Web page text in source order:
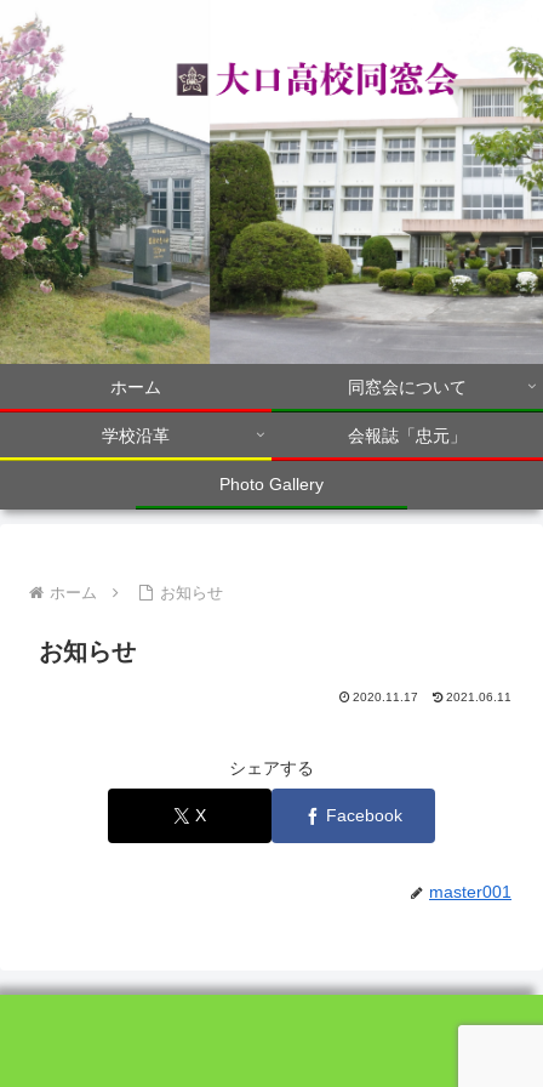
ホーム 同窓会について
学校沿革 会報誌「忠元」
Photo Gallery
ホーム お知らせ
お知らせ
2020.11.17 2021.06.11
シェアする
X Facebook
master001